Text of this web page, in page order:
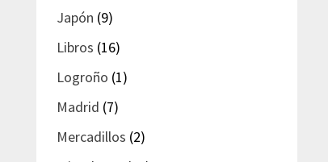
Japón (9)
Libros (16)
Logroño (1)
Madrid (7)
Mercadillos (2)